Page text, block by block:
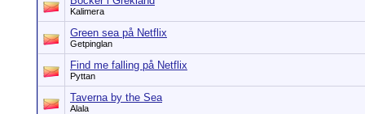
Kalimera
Green sea på Netflix
Getpinglan
Find me falling på Netflix
Pyttan
Taverna by the Sea
Alala